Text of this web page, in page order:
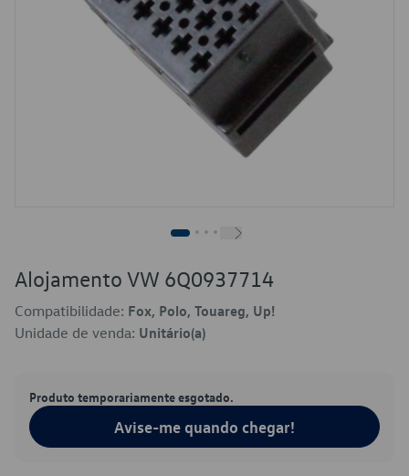
Alojamento VW 6Q0937714
Compatibilidade: Fox, Polo, Touareg, Up!
Unidade de venda: Unitário(a)
Produto temporariamente esgotado.
Avise-me quando chegar!